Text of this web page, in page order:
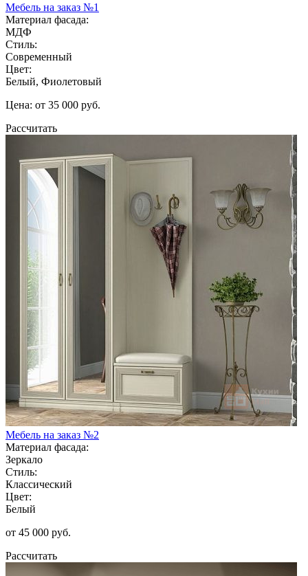
Мебель на заказ №1
Материал фасада:
МДФ
Стиль:
Современный
Цвет:
Белый, Фиолетовый
Цена: от 35 000 руб.
Рассчитать
Мебель на заказ №2
Материал фасада:
Зеркало
Стиль:
Классический
Цвет:
Белый
от 45 000 руб.
Рассчитать